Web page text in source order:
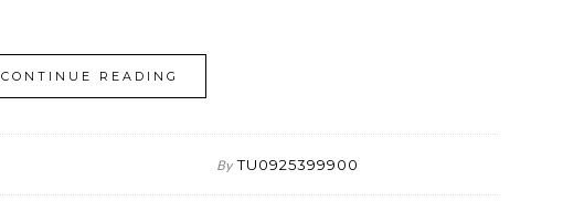
CONTINUE READING
By TU0925399900